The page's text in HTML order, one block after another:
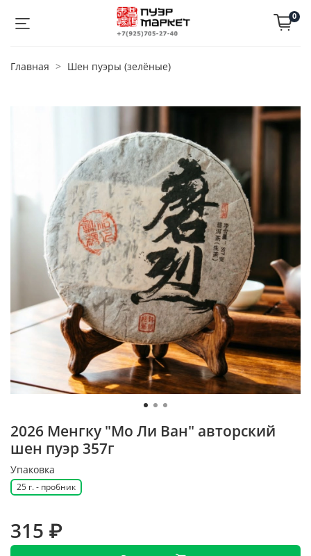
0
Главная Шен пуэры (зелёные)
2026 Менгку "Мо Ли Ван" авторский
шен пуэр 357г
Упаковка
25 г. - пробник
315 ₽